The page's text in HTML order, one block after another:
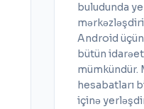
buludunda
Android
bütün
mümkündür.
hesabatları
içinə